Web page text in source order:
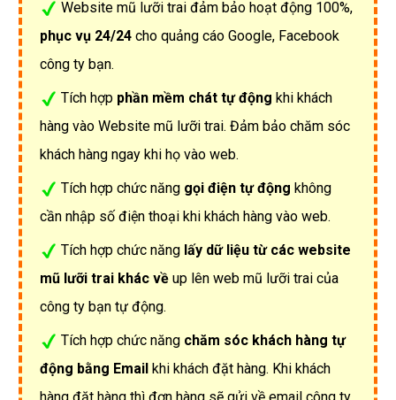
Website mũ lưỡi trai đảm bảo hoạt động 100%,
phục vụ 24/24 cho quảng cáo Google, Facebook
công ty bạn.
Tích hợp phần mềm chát tự động khi khách
hàng vào Website mũ lưỡi trai. Đảm bảo chăm sóc
khách hàng ngay khi họ vào web.
Tích hợp chức năng gọi điện tự động không
cần nhập số điện thoại khi khách hàng vào web.
Tích hợp chức năng lấy dữ liệu từ các website
mũ lưỡi trai khác về up lên web mũ lưỡi trai của
công ty bạn tự động.
Tích hợp chức năng chăm sóc khách hàng tự
động bằng Email khi khách đặt hàng. Khi khách